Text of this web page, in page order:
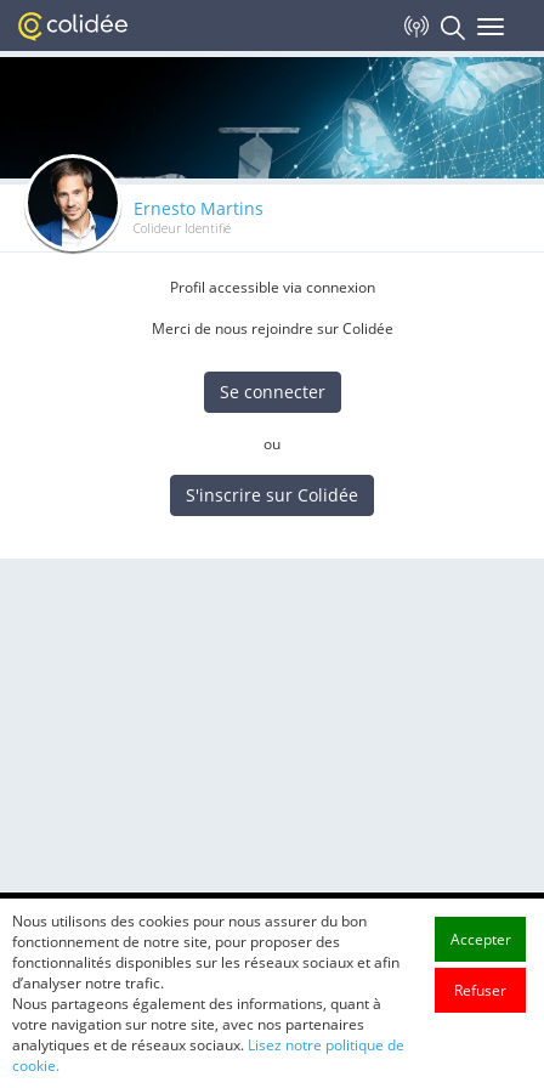
Toggle
Ernesto Martins
Colideur Identifié
Profil accessible via connexion
Merci de nous rejoindre sur Colidée
Se connecter
ou
S'inscrire sur Colidée
Nous utilisons des cookies pour nous assurer du bon
fonctionnement de notre site, pour proposer des
fonctionnalités disponibles sur les réseaux sociaux et afin
d’analyser notre trafic.
Nous partageons également des informations, quant à
votre navigation sur notre site, avec nos partenaires
analytiques et de réseaux sociaux. Lisez notre politique de
cookie.
Accepter
Refuser